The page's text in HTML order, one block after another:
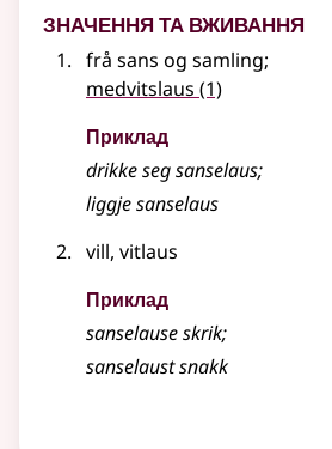
Значення та вживання
frå sans og samling;
medvitslaus (1)
Приклад
drikke seg sanselaus;
liggje sanselaus
vill, vitlaus
Приклад
sanselause skrik;
sanselaust snakk